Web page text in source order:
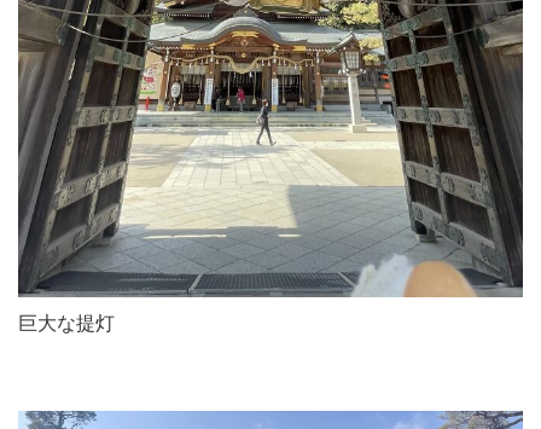
巨大な提灯